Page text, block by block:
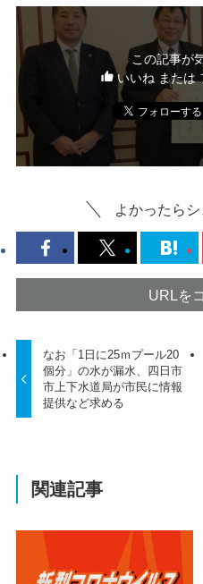
この記事が
いいね または
よかったらシ
URLを
なお「1日に25ｍプール20
個分」の水が漏水、四日市
市上下水道局が市民に情報
提供など求める
関連記事